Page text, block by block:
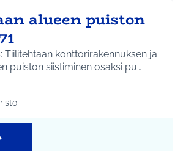
alueen puiston
Tiilitehtaan konttorirakennuksen ja
puiston siistiminen osaksi pu…
mukaan: Jokela
teeman mukaan: Ympäristö